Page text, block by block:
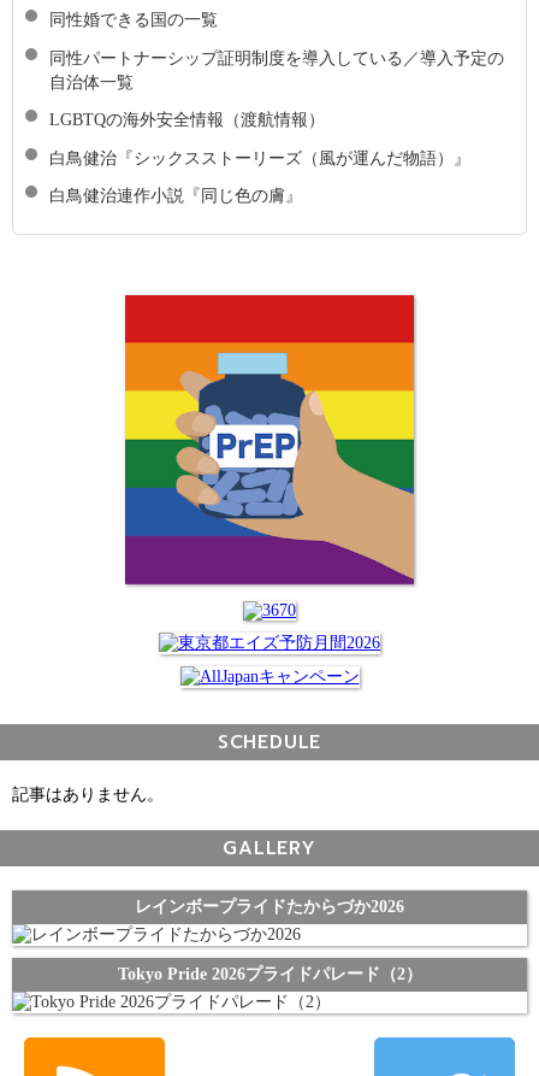
同性婚できる国の一覧
同性パートナーシップ証明制度を導入している／導入予定の
自治体一覧
LGBTQの海外安全情報（渡航情報）
白鳥健治『シックスストーリーズ（風が運んだ物語）』
白鳥健治連作小説『同じ色の膚』
SCHEDULE
記事はありません。
GALLERY
レインボープライドたからづか2026
Tokyo Pride 2026プライドパレード（2）